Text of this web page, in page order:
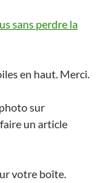
sans perdre la
en haut. Merci.
sur
un article
votre boîte.